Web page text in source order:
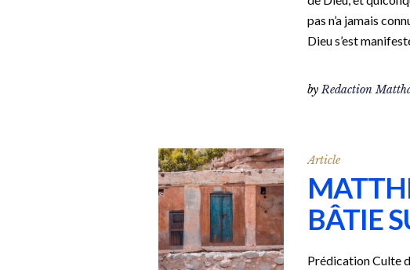
pas n’a jamais
Dieu s’est
byRedaction
Article
BÂTIE
Prédication Culte